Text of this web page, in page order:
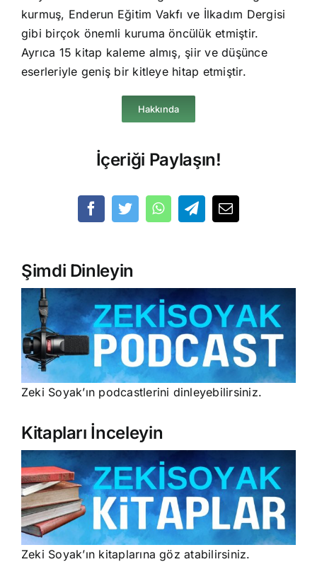
kurmuş, Enderun Eğitim Vakfı ve İlkadım Dergisi
gibi birçok önemli kuruma öncülük etmiştir.
Ayrıca 15 kitap kaleme almış, şiir ve düşünce
eserleriyle geniş bir kitleye hitap etmiştir.
Hakkında
İçeriği Paylaşın!
Şimdi Dinleyin
Zeki Soyak’ın podcastlerini dinleyebilirsiniz.
Kitapları İnceleyin
Zeki Soyak’ın kitaplarına göz atabilirsiniz.